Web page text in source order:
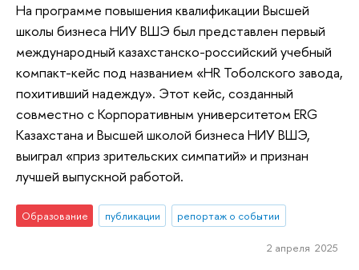
На программе повышения квалификации Высшей
школы бизнеса НИУ ВШЭ был представлен первый
международный казахстанско-российский учебный
компакт-кейс под названием «HR Тоболского завода,
похитивший надежду». Этот кейс, созданный
совместно с Корпоративным университетом ERG
Казахстана и Высшей школой бизнеса НИУ ВШЭ,
выиграл «приз зрительских симпатий» и признан
лучшей выпускной работой.
Образование публикации репортаж о событии
2 апреля 2025